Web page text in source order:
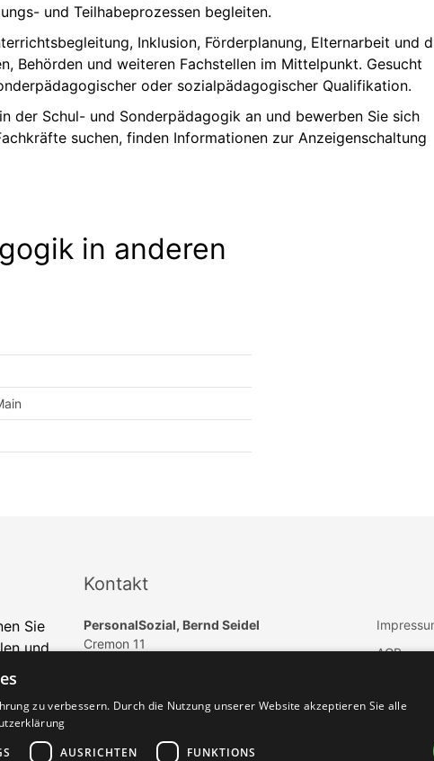
und Teilhabeprozessen begleiten.
Inklusion, Förderplanung, Elternarbeit und
Behörden und weiteren Fachstellen im Mittelpunkt. Gesucht
oder sozialpädagogischer Qualifikation.
der Schul- und Sonderpädagogik an und bewerben Sie sich
suchen, finden Informationen zur Anzeigenschaltung
in anderen
Sie
und
Kontakt
PersonalSozial, Bernd Seidel
Cremon 11
E-Mail:
info@paedagogik-jobs.de
AGB
Vertrag
zu verbessern. Durch die Nutzung unserer Website akzeptieren Sie alle
AUSRICHTEN FUNKTIONS